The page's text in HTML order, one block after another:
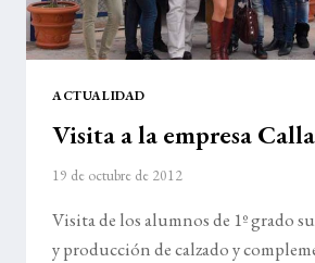
ACTUALIDAD
Visita a la empresa
19 de octubre de 2012
Visita de los alumnos de 1º grado
y producción de calzado y